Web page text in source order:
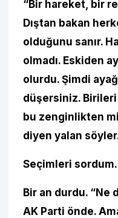
“Bir hareket, bir
Dıştan bakan
olduğunu sanır.
olmadı. Eskiden
olurdu. Şimdi
düşersiniz.
bu zenginlikten
diyen yalan
Seçimleri
Bir an durdu.
AK Parti önde.